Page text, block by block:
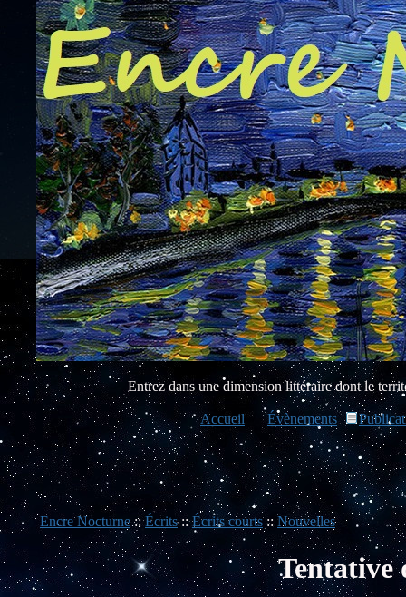
Entrez dans une dimension littéraire dont le
Accueil Évènements
Encre Nocturne ::Écrits::Écrits courts:: Nouvelles
Tentative